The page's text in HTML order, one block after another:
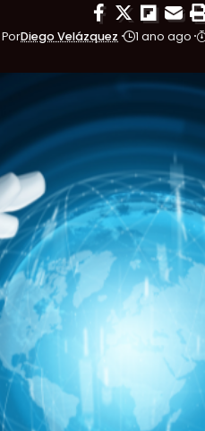
PorDiego Velázquez 1 ano ago